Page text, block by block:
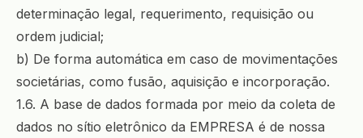
determinação legal, requerimento, requisição ou
ordem judicial;
b) De forma automática em caso de movimentações
societárias, como fusão, aquisição e incorporação.
1.6. A base de dados formada por meio da coleta de
dados no sítio eletrônico da EMPRESA é de nossa